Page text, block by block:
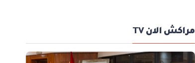
مراكش الان TV